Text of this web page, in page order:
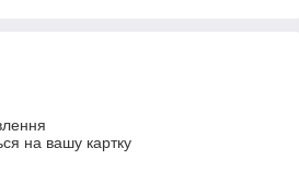
на вашу картку